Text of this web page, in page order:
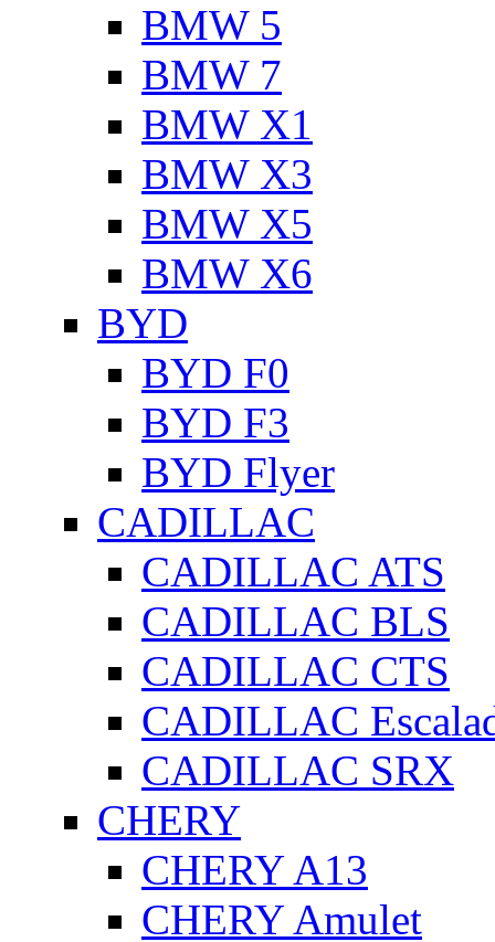
BMW 5
BMW 7
BMW X1
BMW X3
BMW X5
BMW X6
BYD
BYD F0
BYD F3
BYD Flyer
CADILLAC
CADILLAC ATS
CADILLAC BLS
CADILLAC CTS
CADILLAC
CADILLAC SRX
CHERY
CHERY A13
CHERY Amulet